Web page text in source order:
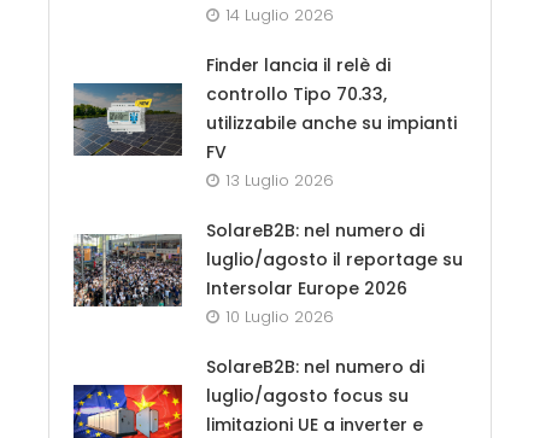
14 Luglio 2026
Finder lancia il relè di
controllo Tipo 70.33,
utilizzabile anche su impianti
FV
13 Luglio 2026
SolareB2B: nel numero di
luglio/agosto il reportage su
Intersolar Europe 2026
10 Luglio 2026
SolareB2B: nel numero di
luglio/agosto focus su
limitazioni UE a inverter e